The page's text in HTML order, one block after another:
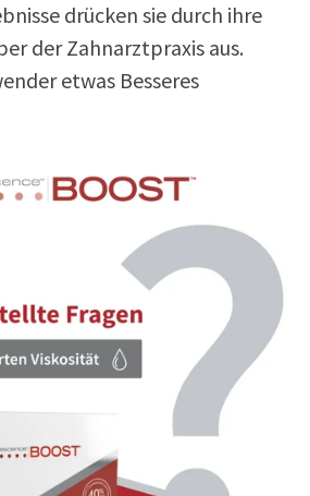
drücken sie durch ihre
der Zahnarztpraxis aus.
etwas Besseres